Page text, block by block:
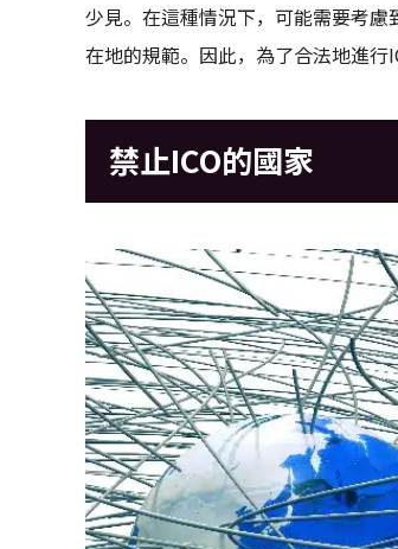
少見。在這種情況下，可能需要考
在地的規範。因此，為了合法地進行
禁止ICO的國家